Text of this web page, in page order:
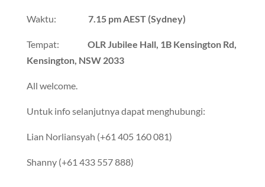
Waktu: 7.15 pm AEST (Sydney)
Tempat: OLR Jubilee Hall, 1B Kensington Rd,
Kensington, NSW 2033
All welcome.
Untuk info selanjutnya dapat menghubungi:
Lian Norliansyah (+61 405 160 081)
Shanny (+61 433 557 888)